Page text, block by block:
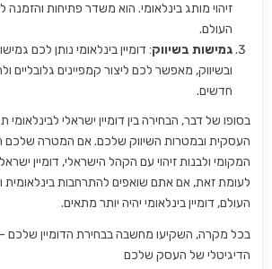
זיהוי מותג בינלאומי. הוא משדר פתיחות והזמנה
העולם.
גמישות בשיווק: דומיין בינלאומי נותן לכם
ובשיווק, מאפשר לכם ליצור קמפיינים גלובליים
חדשים.
בסופו של דבר, הבחירה בין דומיין ישראלי
העסקית ובמטרות השיווק שלכם. אם המטרה
המקומי ולבנות זיהוי עם הקהל הישראלי, דומיין
לעומת זאת, אם אתם שואפים להתרחבות בינלאומית
העולם, דומיין בינלאומי יהיה יותר מתאים.
בכל מקרה, השקיעו מחשבה בבחירת הדומיין שלכם
הדיגיטלי של העסק שלכם